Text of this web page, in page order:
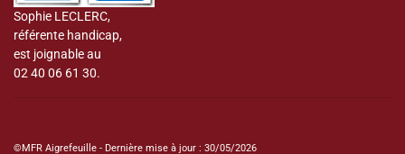
Sophie LECLERC,
référente handicap,
est joignable au
02 40 06 61 30.
©MFR Aigrefeuille - Dernière mise à jour : 30/05/2026